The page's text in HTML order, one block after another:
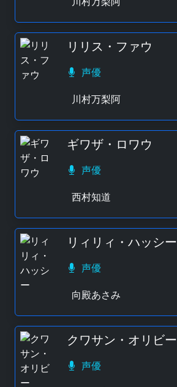
リリス・ファウ
声優
川村万梨阿
ギワザ・ロワウ
声優
西村知道
リィリィ・ハッシー
声優
向殿あさみ
クワサン・オリビー
声優